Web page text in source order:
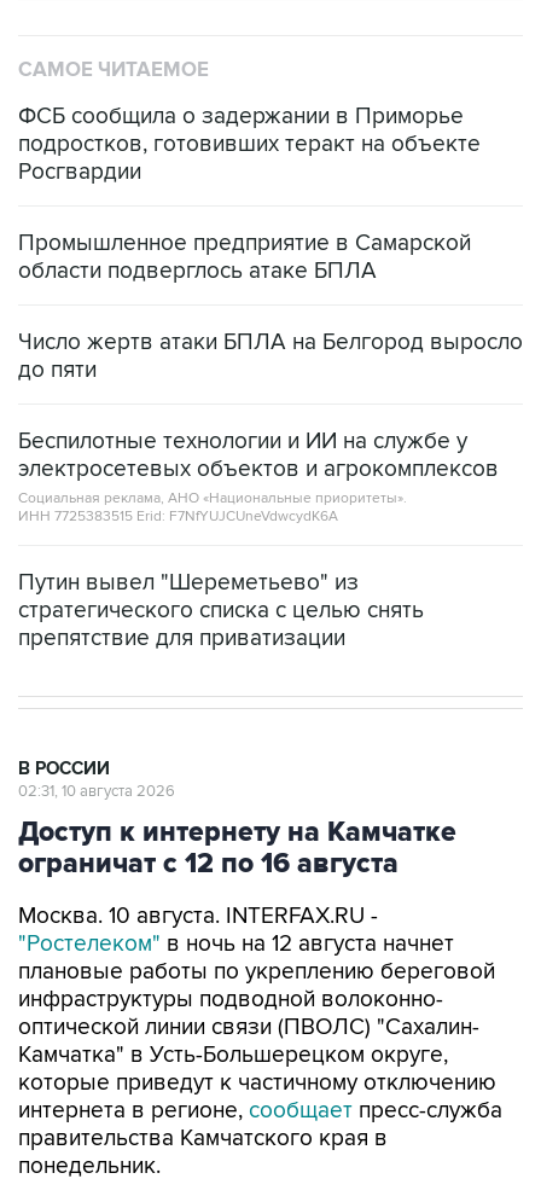
САМОЕ ЧИТАЕМОЕ
ФСБ сообщила о задержании в Приморье
подростков, готовивших теракт на объекте
Росгвардии
Промышленное предприятие в Самарской
области подверглось атаке БПЛА
Число жертв атаки БПЛА на Белгород выросло
до пяти
Беспилотные технологии и ИИ на службе у
электросетевых объектов и агрокомплексов
Социальная реклама, АНО «Национальные приоритеты».
ИНН 7725383515 Erid: F7NfYUJCUneVdwcydK6A
Путин вывел "Шереметьево" из
стратегического списка с целью снять
препятствие для приватизации
В РОССИИ
02:31, 10 августа 2026
Доступ к интернету на Камчатке
ограничат с 12 по 16 августа
Москва. 10 августа. INTERFAX.RU -
"Ростелеком" в ночь на 12 августа начнет
плановые работы по укреплению береговой
инфраструктуры подводной волоконно-
оптической линии связи (ПВОЛС) "Сахалин-
Камчатка" в Усть-Большерецком округе,
которые приведут к частичному отключению
интернета в регионе, сообщает пресс-служба
правительства Камчатского края в
понедельник.